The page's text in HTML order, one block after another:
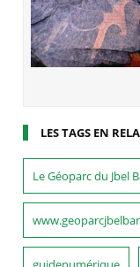
LES TAGS EN
Le Géoparc du Jbel